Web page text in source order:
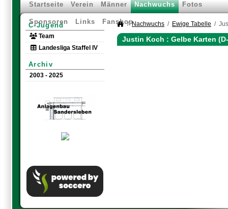
Startseite Verein Männer Nachwuchs Fotos
Sponsoren Links Fanshop
C-Jugend
Team
Landesliga Staffel IV
Archiv
2003 - 2025
Nachwuchs Ewige Tabelle
Justin Koch : Gelbe Karten